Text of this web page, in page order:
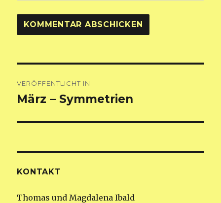
VERÖFFENTLICHT IN
März – Symmetrien
KONTAKT
Thomas und Magdalena Ibald